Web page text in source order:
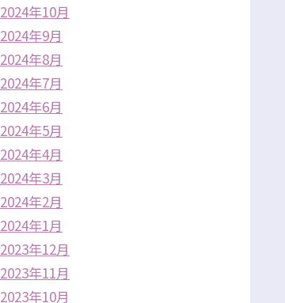
2024年10月
2024年9月
2024年8月
2024年7月
2024年6月
2024年5月
2024年4月
2024年3月
2024年2月
2024年1月
2023年12月
2023年11月
2023年10月